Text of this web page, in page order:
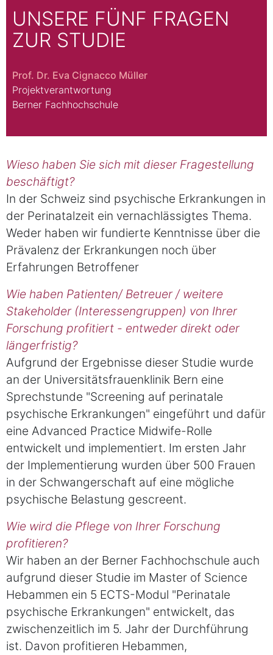
UNSERE FÜNF FRAGEN
ZUR STUDIE
Prof. Dr. Eva Cignacco Müller
Projektverantwortung
Berner Fachhochschule
Wieso haben Sie sich mit dieser Fragestellung
beschäftigt?
In der Schweiz sind psychische Erkrankungen in
der Perinatalzeit ein vernachlässigtes Thema.
Weder haben wir fundierte Kenntnisse über die
Prävalenz der Erkrankungen noch über
Erfahrungen Betroffener
Wie haben Patienten/ Betreuer / weitere
Stakeholder (Interessengruppen) von Ihrer
Forschung profitiert - entweder direkt oder
längerfristig?
Aufgrund der Ergebnisse dieser Studie wurde
an der Universitätsfrauenklinik Bern eine
Sprechstunde "Screening auf perinatale
psychische Erkrankungen" eingeführt und dafür
eine Advanced Practice Midwife-Rolle
entwickelt und implementiert. Im ersten Jahr
der Implementierung wurden über 500 Frauen
in der Schwangerschaft auf eine mögliche
psychische Belastung gescreent.
Wie wird die Pflege von Ihrer Forschung
profitieren?
Wir haben an der Berner Fachhochschule auch
aufgrund dieser Studie im Master of Science
Hebammen ein 5 ECTS-Modul "Perinatale
psychische Erkrankungen" entwickelt, das
zwischenzeitlich im 5. Jahr der Durchführung
ist. Davon profitieren Hebammen,